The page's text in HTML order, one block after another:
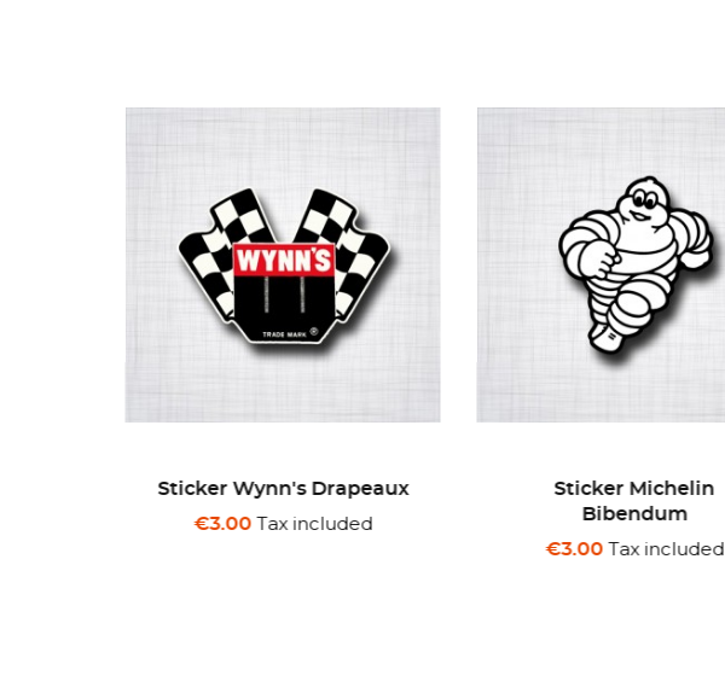
Sticker Wynn's Drapeaux
€3.00 Tax included
Sticker Michelin
Bibendum
€3.00 Tax included